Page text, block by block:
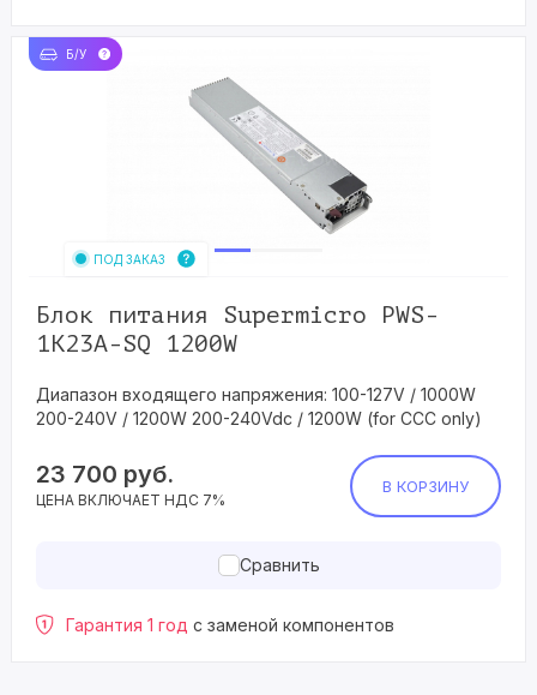
Б/У
ПОД ЗАКАЗ
Блок питания Supermicro PWS-
1K23A-SQ 1200W
Диапазон входящего напряжения: 100-127V / 1000W
200-240V / 1200W 200-240Vdc / 1200W (for CCC only)
23 700 руб.
ЦЕНА ВКЛЮЧАЕТ НДС 7%
В КОРЗИНУ
Сравнить
Гарантия 1 год с заменой компонентов